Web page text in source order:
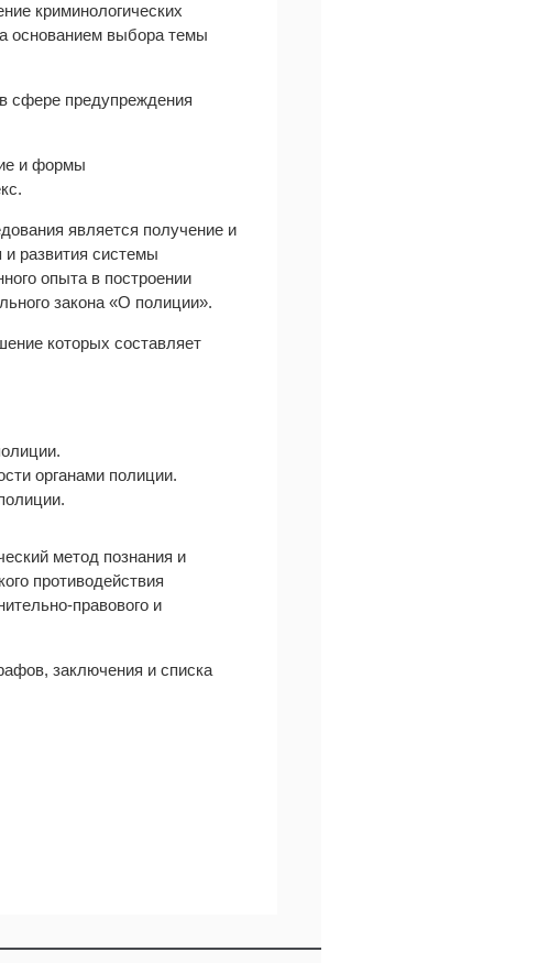
криминологических
основанием выбора темы
сфере предупреждения
и формы
является получение и
и развития системы
опыта в построении
закона «О полиции».
которых составляет
органами полиции.
метод познания и
противодействия
правового и
заключения и списка